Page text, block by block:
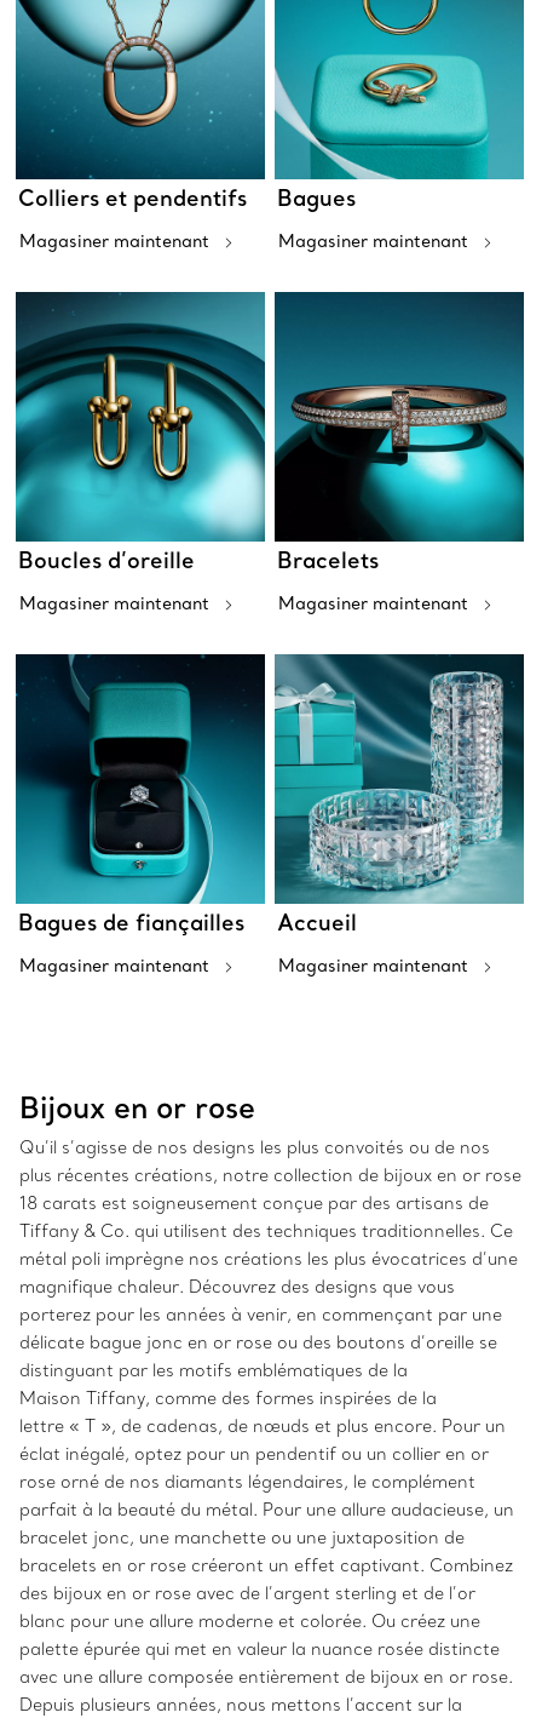
Colliers et pendentifs
Magasiner maintenant
Bagues
Magasiner maintenant
Boucles d’oreille
Magasiner maintenant
Bracelets
Magasiner maintenant
Bagues de fiançailles
Magasiner maintenant
Accueil
Magasiner maintenant
Bijoux en or rose
Qu’il s’agisse de nos designs les plus convoités ou de nos
plus récentes créations, notre collection de bijoux en or rose
18 carats est soigneusement conçue par des artisans de
Tiffany & Co. qui utilisent des techniques traditionnelles. Ce
métal poli imprègne nos créations les plus évocatrices d’une
magnifique chaleur. Découvrez des designs que vous
porterez pour les années à venir, en commençant par une
délicate bague jonc en or rose ou des boutons d’oreille se
distinguant par les motifs emblématiques de la
Maison Tiffany, comme des formes inspirées de la
lettre « T », de cadenas, de nœuds et plus encore. Pour un
éclat inégalé, optez pour un pendentif ou un collier en or
rose orné de nos diamants légendaires, le complément
parfait à la beauté du métal. Pour une allure audacieuse, un
bracelet jonc, une manchette ou une juxtaposition de
bracelets en or rose créeront un effet captivant. Combinez
des bijoux en or rose avec de l’argent sterling et de l’or
blanc pour une allure moderne et colorée. Ou créez une
palette épurée qui met en valeur la nuance rosée distincte
avec une allure composée entièrement de bijoux en or rose.
Depuis plusieurs années, nous mettons l’accent sur la